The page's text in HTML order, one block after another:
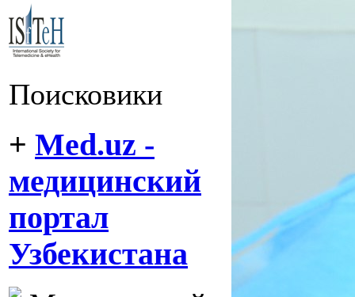
Поисковики
+ Med.uz -
медицинский
портал
Узбекистана